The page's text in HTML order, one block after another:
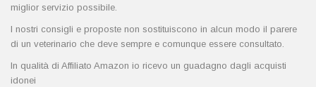
miglior servizio possibile.
I nostri consigli e proposte non sostituiscono in alcun modo il parere
di un veterinario che deve sempre e comunque essere consultato.
In qualità di Affiliato Amazon io ricevo un guadagno dagli acquisti
idonei